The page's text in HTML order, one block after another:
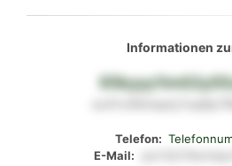
Informationen
Telefon:
E-Mail: